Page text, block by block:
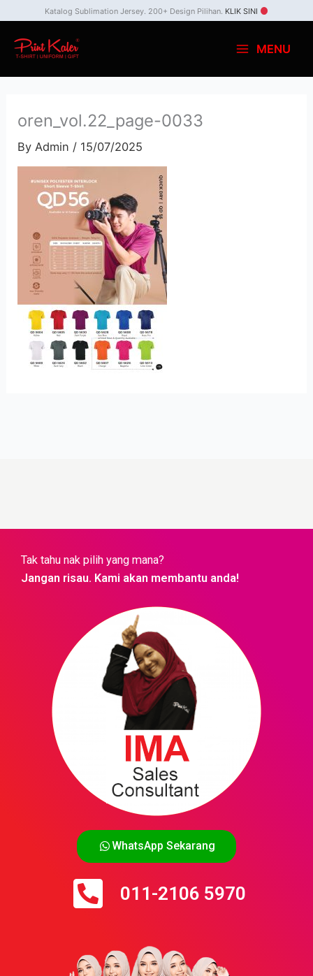
content
Katalog Sublimation Jersey. 200+ Design Pilihan. KLIK SINI
MENU
oren_vol.22_page-0033
ByAdmin / 15/07/2025
Tak tahu nak pilih yang mana?
Jangan risau. Kami akan membantu anda!
WhatsApp Sekarang
011-2106 5970